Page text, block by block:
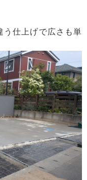
う仕上げで広さも単